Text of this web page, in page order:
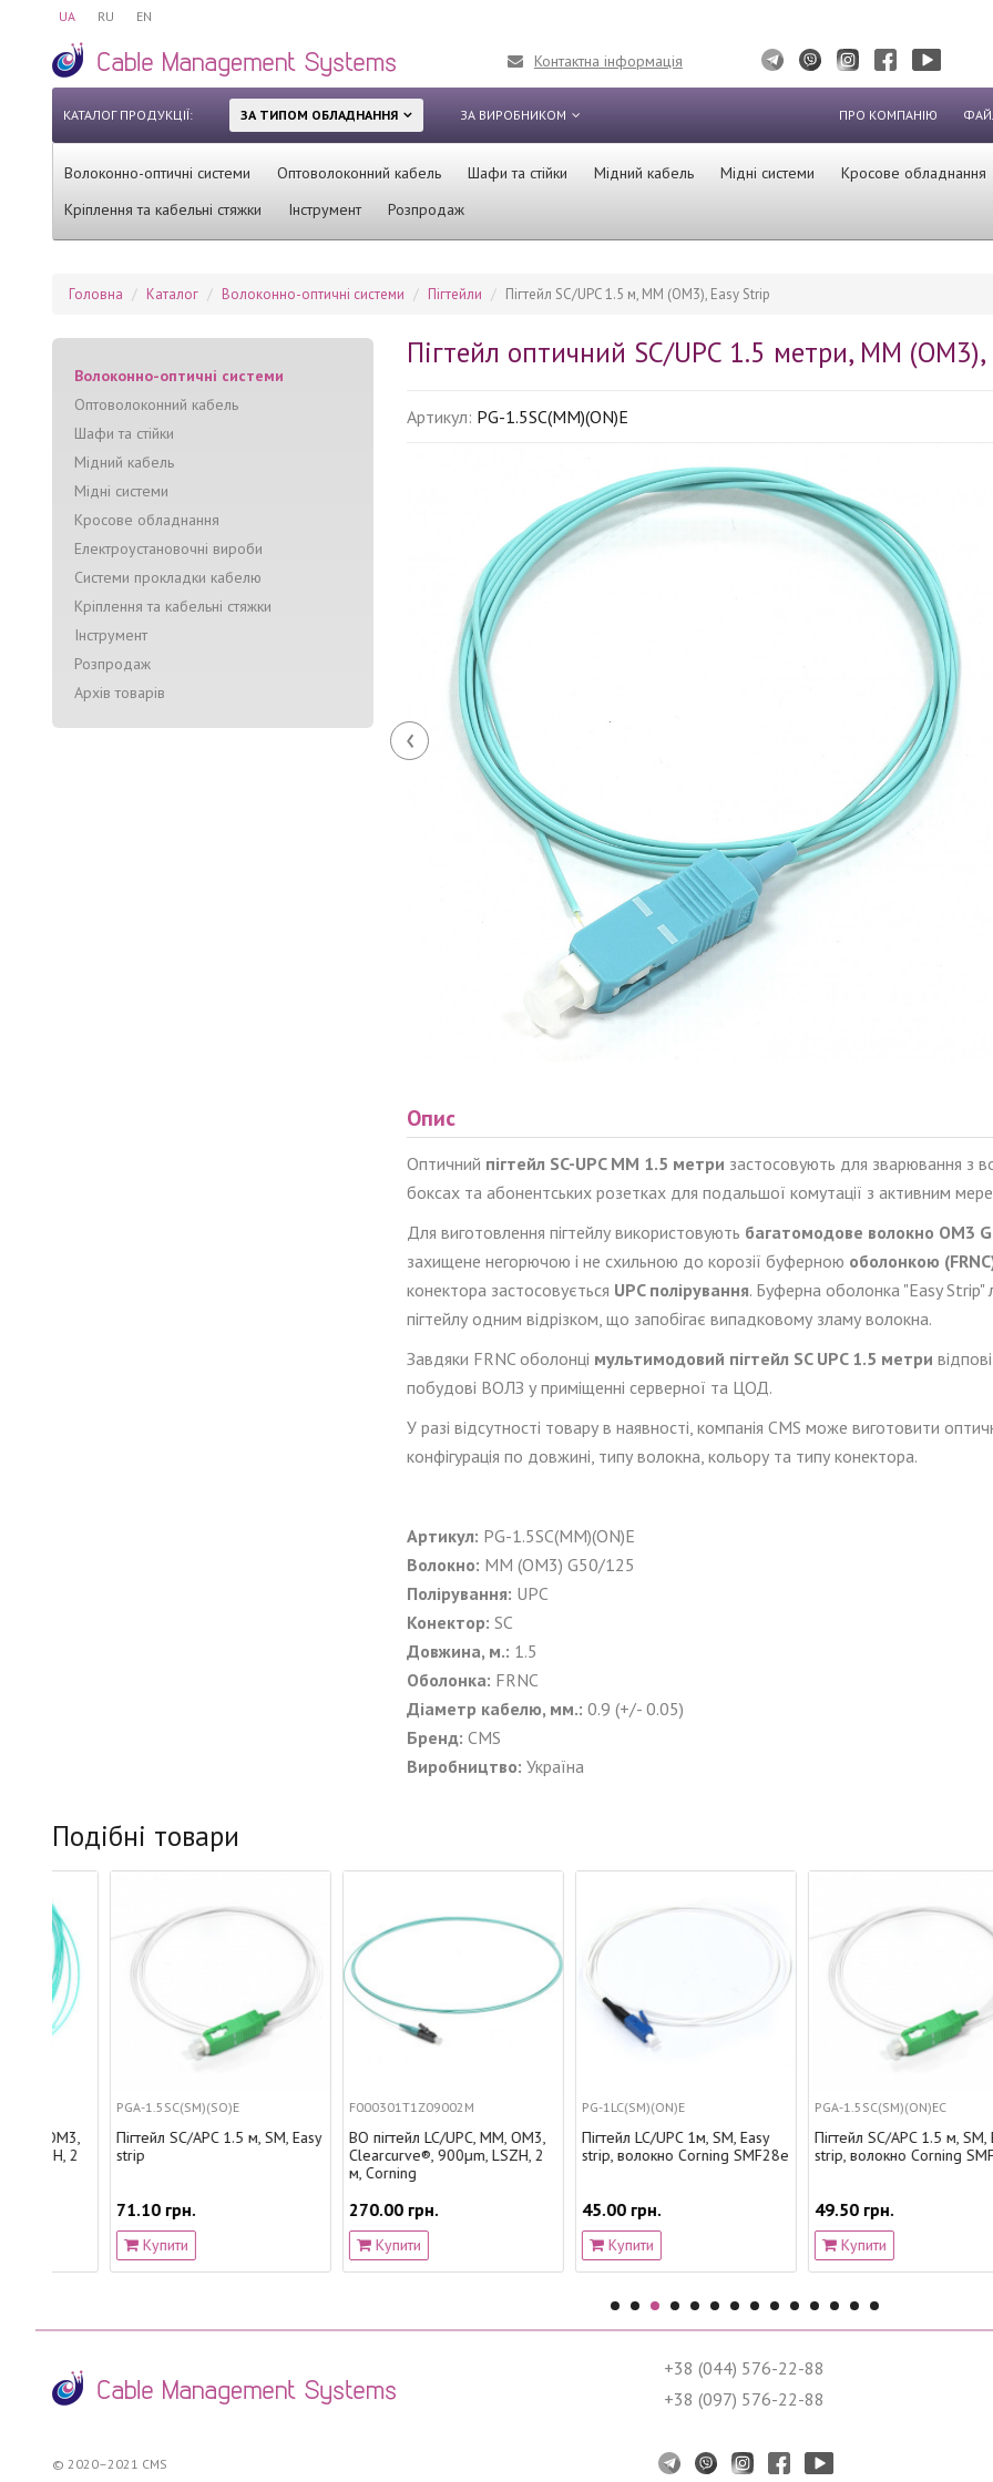
UA RU EN
Контактна інформація
КАТАЛОГ ПРОДУКЦІЇ: ЗА ТИПОМ ОБЛАДНАННЯ ЗА ВИРОБНИКОМ ПРО КОМПАНІЮ
Волоконно-оптичні системи Оптоволоконний кабель Шафи та стійки Мідний кабель Мідні системи
Кросове обладнання
Кріплення та кабельні стяжки
Інструмент Розпродаж
Головна Каталог Волоконно-оптичні системи Пігтейли Пігтейл SC/UPC 1.5 м, MM (OM3), Easy Strip
Волоконно-оптичні системи
Оптоволоконний кабель
Шафи та стійки
Мідний кабель
Мідні системи
Кросове обладнання
Електроустановочні вироби
Системи прокладки кабелю
Кріплення та кабельні стяжки
Інструмент
Розпродаж
Архів товарів
Пігтейл оптичний SC/UPC 1.5 метри, MM
Артикул: PG-1.5SC(MM)(ON)E
‹
Опис
Оптичний пігтейл SC-UPC MM 1.5 метри застосовують для зварювання з
боксах та абонентських розетках для подальшої комутації з активним
Для виготовлення пігтейлу використовують багатомодове волокно OM3
захищене негорючою і не схильною до корозії буферною оболонкою
конектора застосовується UPC полірування. Буферна оболонка "Easy Strip"
пігтейлу одним відрізком, що запобігає випадковому зламу волокна.
Завдяки FRNC оболонці мультимодовий пігтейл SC UPC 1.5 метри
побудові ВОЛЗ у приміщенні серверної та ЦОД.
У разі відсутності товару в наявності, компанія CMS може виготовити
конфігурація по довжині, типу волокна, кольору та типу конектора.
Артикул: PG-1.5SC(MM)(ON)Е
Волокно: MM (OM3) G50/125
Полірування: UPC
Конектор: SC
Довжина, м.: 1.5
Оболонка: FRNC
Діаметр кабелю, мм.: 0.9 (+/- 0.05)
Бренд: CMS
Виробництво: Україна
Подібні товари
PGA-1.5SC(SM)(SO)E
Пігтейл SC/APC 1.5 м, SM, Easy
strip
71.10 грн.
Купити
F000301T1Z09002M
ВО пігтейл LC/UPC, MM, OM3,
Clearcurve®, 900µm, LSZH, 2
м, Corning
270.00 грн.
Купити
PG-1LC(SM)(ON)E
Пігтейл LC/UPC 1м, SM, Easy
strip, волокно Corning SMF28e
45.00 грн.
Купити
PGA-1.5SC(SM)(ON)EC
Пігтейл SC/APC 1.5 м, SM, Easy
strip, волокно Corning SMF28e
49.50 грн.
Купити
+38 (044) 576-22-88
+38 (097) 576-22-88
© 2020–2021 CMS